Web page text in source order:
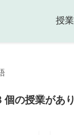
授
の授業があ